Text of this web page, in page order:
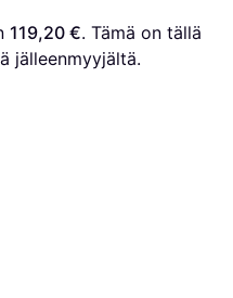
119,20 €. Tämä on tällä
jälleenmyyjältä.